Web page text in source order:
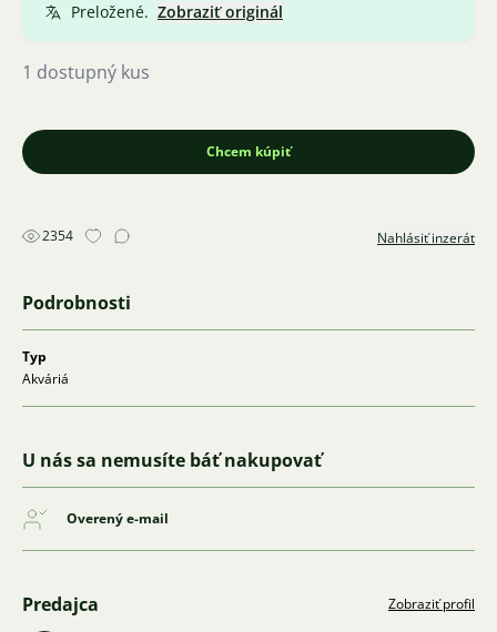
Preložené. Zobraziť originál
1 dostupný kus
Chcem kúpiť
2354 Nahlásiť inzerát
Podrobnosti
Typ
Akváriá
U nás sa nemusíte báť nakupovať
Overený e-mail
Predajca Zobraziť profil